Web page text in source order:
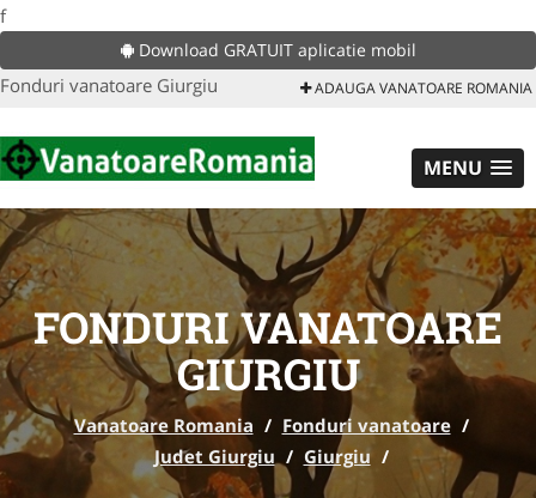
f
Download GRATUIT aplicatie mobil
Fonduri vanatoare Giurgiu ADAUGA VANATOARE ROMANIA
MENU
FONDURI VANATOARE
GIURGIU
Vanatoare Romania / Fonduri vanatoare /
Judet Giurgiu / Giurgiu /